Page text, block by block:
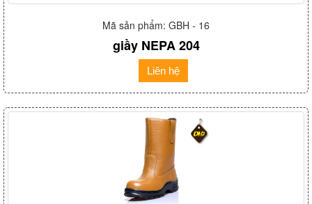
Mã sản phẩm: GBH - 16
giầy NEPA 204
Liên hệ